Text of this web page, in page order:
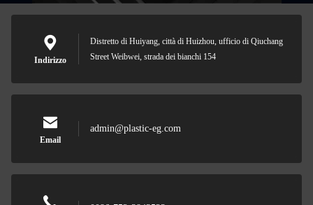
Indirizzo
Distretto di Huiyang, città di Huizhou, ufficio di Qiuchang
Street Weibwei, strada dei bianchi 154
Email
admin@plastic-eg.com